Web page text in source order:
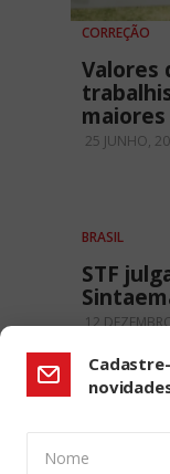
CORREÇÃO
Valores
maiores
25 JUNHO,
BRASIL
STF
12
Nome